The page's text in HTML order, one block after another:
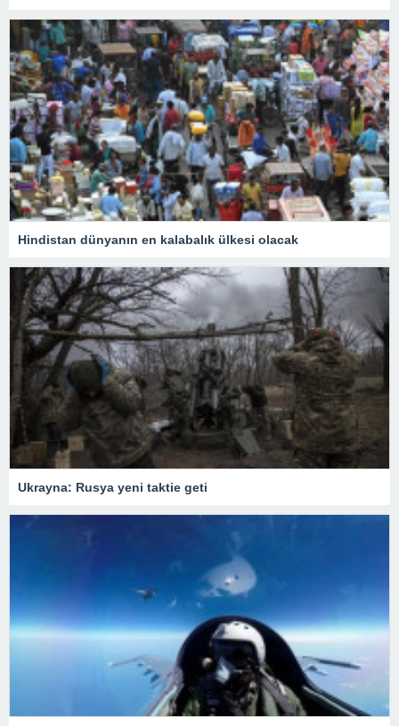
Hindistan dünyanın en kalabalık ülkesi olacak
Ukrayna: Rusya yeni taktie geti